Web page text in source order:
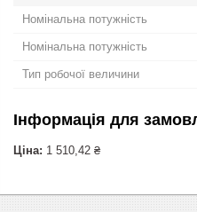
Номінальна потужність
Номінальна потужність
Тип робочої величини
Інформація для
Ціна: 1 510,42 ₴